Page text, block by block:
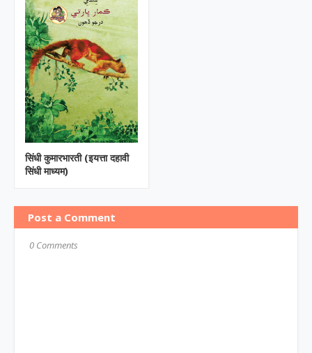
सिंधी कुमारभारती (इयत्ता दहावी
सिंधी माध्यम)
Post a Comment
0 Comments